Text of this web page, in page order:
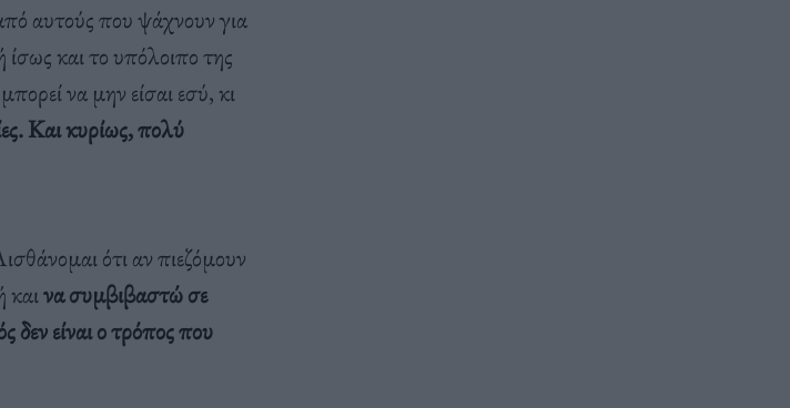
αυτούς που ψάχνουν για
και το υπόλοιπο της
να μην είσαι εσύ, κι
Και κυρίως, πολύ
ότι αν πιεζόμουν
καινα συμβιβαστώ σε
δεν είναι ο τρόπος που